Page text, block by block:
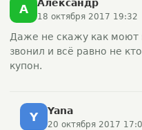
А Александр
18 октября 2017 19:32
Даже не скажу как моют
звонил и всё равно не
купон.
Y Yana
20 октября 2017